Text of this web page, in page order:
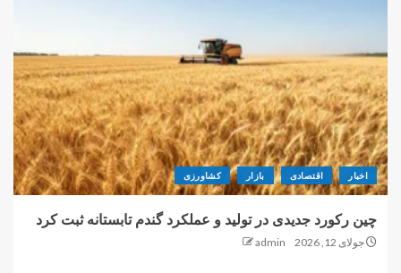
اخبار اقتصادی بازار کشاورزی
چین رکورد جدیدی در تولید و عملکرد گندم تابستانه ثبت کرد
جولای 12, 2026 admin